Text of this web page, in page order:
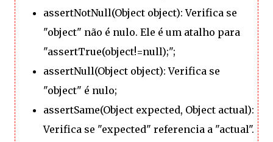
assertNotNull(Object object): Verifica se
"object" não é nulo. Ele é um atalho para
"assertTrue(object!=null);";
assertNull(Object object): Verifica se
"object" é nulo;
assertSame(Object expected, Object actual):
Verifica se "expected" referencia a "actual".